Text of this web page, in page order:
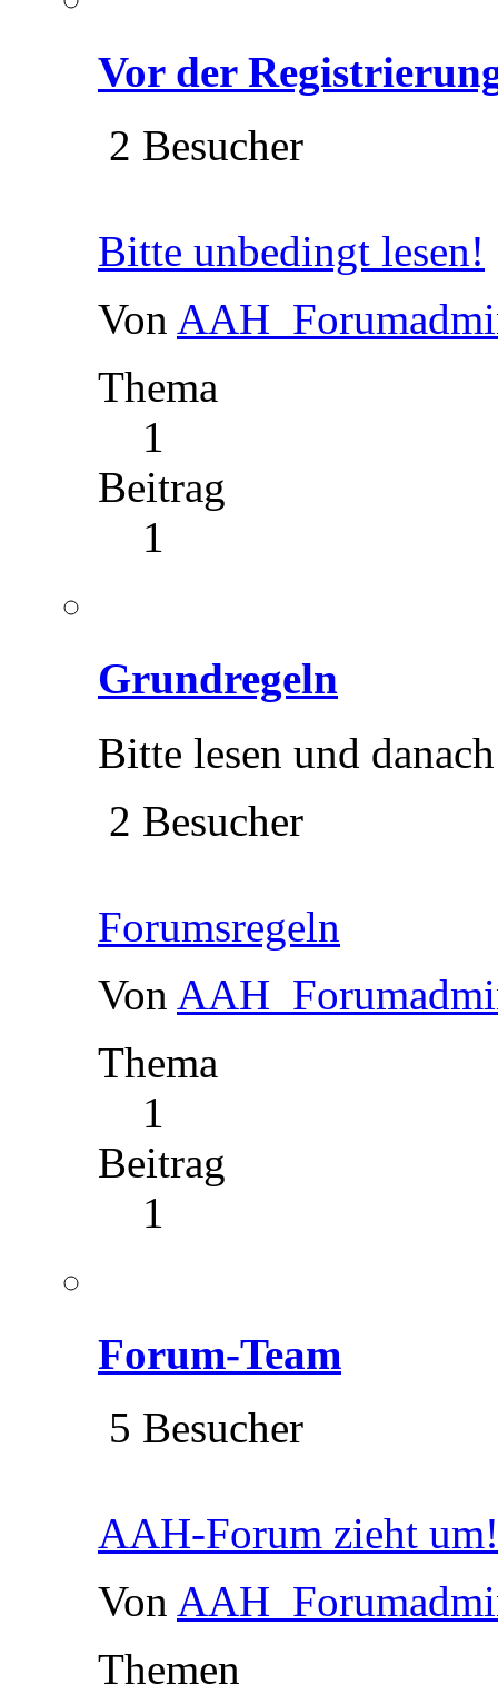
Vor der
2 Besucher
Bitte unbedingt lesen!
Von
Thema
1
Beitrag
1
Grundregeln
Bitte lesen und
2 Besucher
Forumsregeln
Von
Thema
1
Beitrag
1
Forum-Team
5 Besucher
AAH-Forum zieht um!
Von
Themen